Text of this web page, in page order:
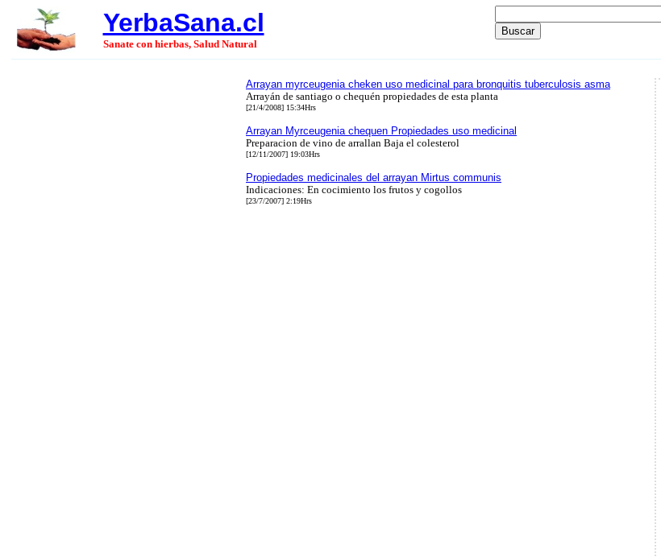
YerbaSana.cl
Sanate con hierbas, Salud Natural
Arrayan myrceugenia cheken uso medicinal para bronquitis tuberculosis asma
Arrayán de santiago o chequén propiedades de esta planta
[21/4/2008] 15:34Hrs
Arrayan Myrceugenia chequen Propiedades uso medicinal
Preparacion de vino de arrallan Baja el colesterol
[12/11/2007] 19:03Hrs
Propiedades medicinales del arrayan Mirtus communis
Indicaciones: En cocimiento los frutos y cogollos
[23/7/2007] 2:19Hrs